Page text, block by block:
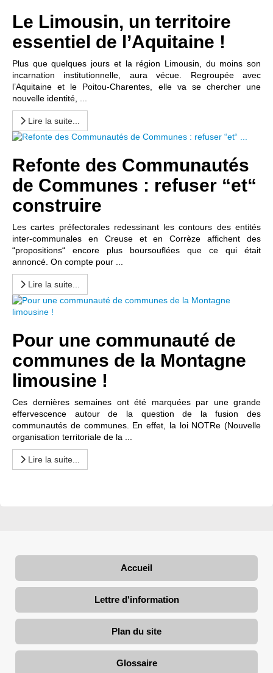
Le Limousin, un territoire
essentiel de l’Aquitaine !
Plus que quelques jours et la région Limousin, du moins son
incarnation institutionnelle, aura vécue. Regroupée avec
l’Aquitaine et le Poitou-Charentes, elle va se chercher une
nouvelle identité, ...
Lire la suite...
Refonte des Communautés
de Communes : refuser “et“
construire
Les cartes préfectorales redessinant les contours des entités
inter-communales en Creuse et en Corrèze affichent des
“propositions“ encore plus boursouflées que ce qui était
annoncé. On compte pour ...
Lire la suite...
Pour une communauté de
communes de la Montagne
limousine !
Ces dernières semaines ont été marquées par une grande
effervescence autour de la question de la fusion des
communautés de communes. En effet, la loi NOTRe (Nouvelle
organisation territoriale de la ...
Lire la suite...
Accueil
Lettre d'information
Plan du site
Glossaire